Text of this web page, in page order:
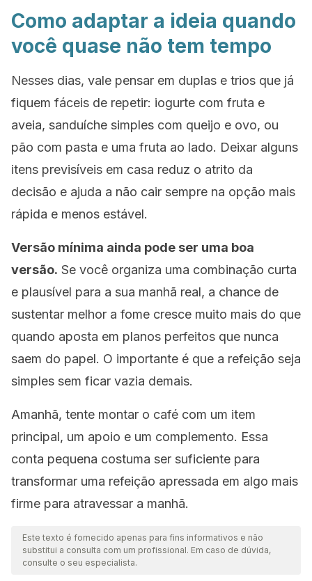
Como adaptar a ideia quando
você quase não tem tempo
Nesses dias, vale pensar em duplas e trios que já
fiquem fáceis de repetir: iogurte com fruta e
aveia, sanduíche simples com queijo e ovo, ou
pão com pasta e uma fruta ao lado. Deixar alguns
itens previsíveis em casa reduz o atrito da
decisão e ajuda a não cair sempre na opção mais
rápida e menos estável.
Versão mínima ainda pode ser uma boa
versão. Se você organiza uma combinação curta
e plausível para a sua manhã real, a chance de
sustentar melhor a fome cresce muito mais do que
quando aposta em planos perfeitos que nunca
saem do papel. O importante é que a refeição seja
simples sem ficar vazia demais.
Amanhã, tente montar o café com um item
principal, um apoio e um complemento. Essa
conta pequena costuma ser suficiente para
transformar uma refeição apressada em algo mais
firme para atravessar a manhã.
Este texto é fornecido apenas para fins informativos e não
substitui a consulta com um profissional. Em caso de dúvida,
consulte o seu especialista.